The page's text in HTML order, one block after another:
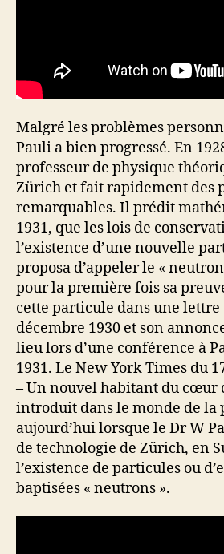
Malgré les problèmes
Pauli a bien progressé. En
professeur de physique
Zürich et fait rapidement des
remarquables. Il prédit
1931, que les lois de
l’existence d’une nouvelle
proposa d’appeler le «
pour la première fois sa
cette particule dans une lettre
décembre 1930 et son
lieu lors d’une conférence à
1931. Le New York Times du
– Un nouvel habitant du cœur
introduit dans le monde de la
aujourd’hui lorsque le Dr W
de technologie de Zürich, en
l’existence de particules ou
baptisées « neutrons ».